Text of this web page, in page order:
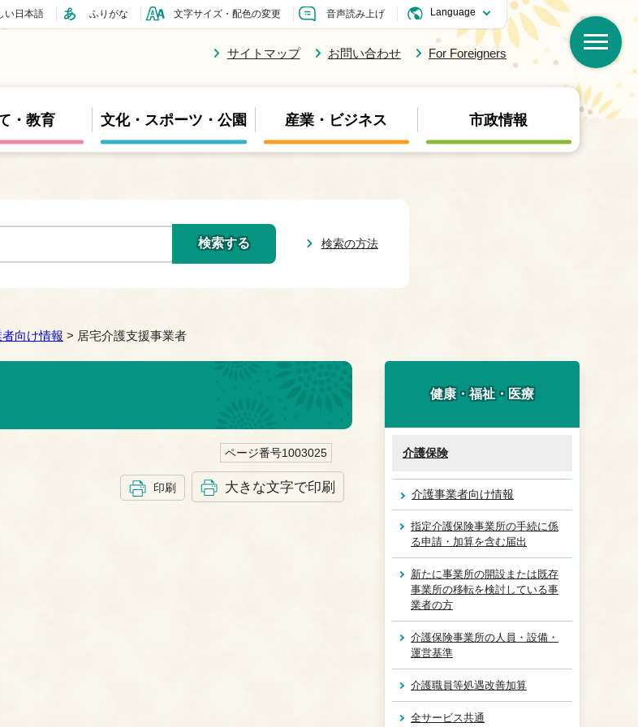
い日本語 ふりがな 文字サイズ・配色の変更 音声読み上げ
サイトマップ お問い合わせ For Foreigners
・教育 文化・スポーツ・公園 産業・ビジネス 市政情報
検索の方法
向け情報 > 居宅介護支援事業者
ページ番号1003025
印刷 大きな文字で印刷
健康・福祉・医療
介護保険
介護事業者向け情報
指定介護保険事業所の手続に係
る申請・加算を含む届出
新たに事業所の開設または既存
事業所の移転を検討している事
業者の方
介護保険事業所の人員・設備・
運営基準
介護職員等処遇改善加算
全サービス共通